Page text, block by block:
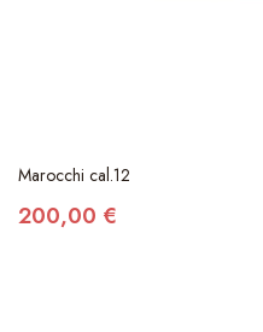
Marocchi cal.12
200,00 €